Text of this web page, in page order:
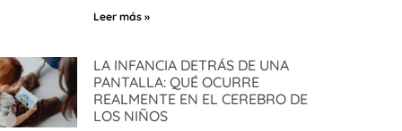
Leer más »
LA INFANCIA DETRÁS DE UNA
PANTALLA: QUÉ OCURRE
REALMENTE EN EL CEREBRO DE
LOS NIÑOS